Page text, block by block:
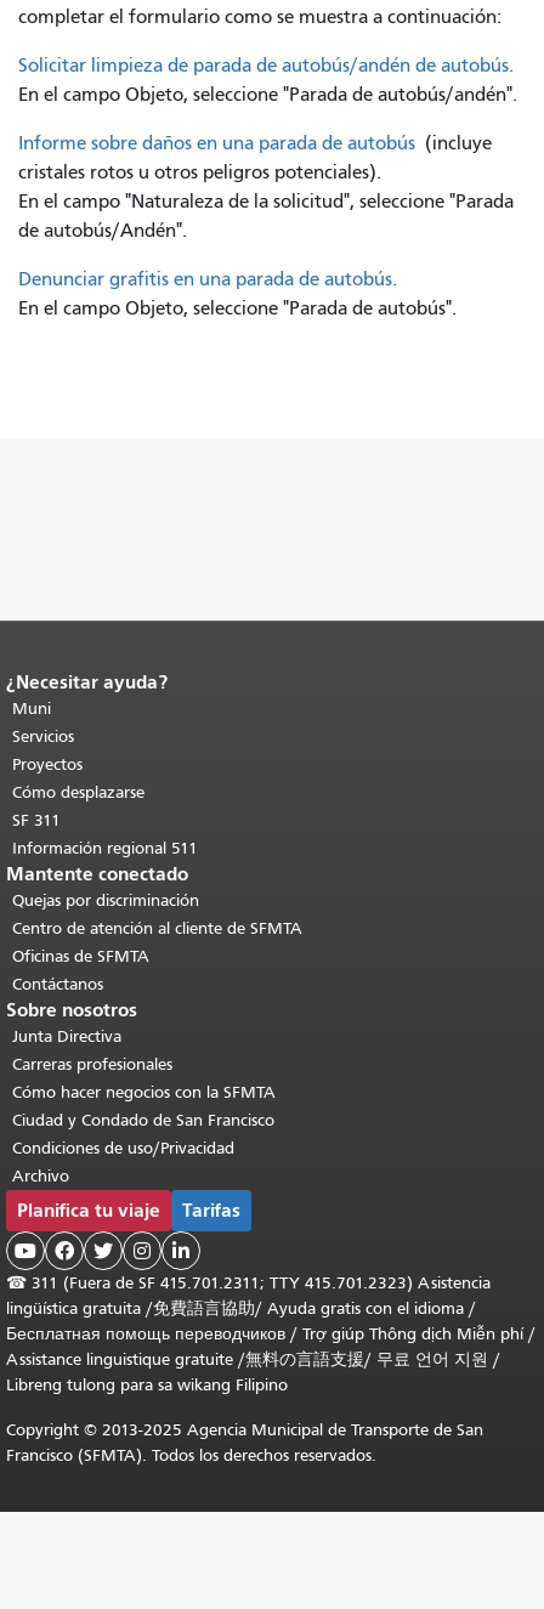
completar el formulario como se muestra a continuación:
Solicitar limpieza de parada de autobús/andén de autobús.
En el campo Objeto, seleccione "Parada de autobús/andén".
Informe sobre daños en una parada de autobús (incluye
cristales rotos u otros peligros potenciales).
En el campo "Naturaleza de la solicitud", seleccione "Parada
de autobús/Andén".
Denunciar grafitis en una parada de autobús.
En el campo Objeto, seleccione "Parada de autobús".
Fin del contenido de la página.
de esta página se repite en todas las
páginas.Volver al principio del
contenido principal
¿Necesitar ayuda?
Muni
Servicios
Proyectos
Cómo desplazarse
SF 311
Información regional 511
Mantente conectado
Quejas por discriminación
Centro de atención al cliente de SFMTA
Oficinas de SFMTA
Contáctanos
Sobre nosotros
Junta Directiva
Carreras profesionales
Cómo hacer negocios con la SFMTA
Ciudad y Condado de San Francisco
Condiciones de uso/Privacidad
Archivo
Planifica tu viaje Tarifas
    
☎ 311 (Fuera de SF 415.701.2311; TTY 415.701.2323) Asistencia
lingüística gratuita /免費語言協助/ Ayuda gratis con el idioma /
Бесплатная помощь переводчиков / Trợ giúp Thông dịch Miễn phí/
Assistance linguistique gratuite /無料の言語支援/ 무료 언어 지원 /
Libreng tulong para sa wikang Filipino
Copyright © 2013-2025 Agencia Municipal de Transporte de San
Francisco (SFMTA). Todos los derechos reservados.